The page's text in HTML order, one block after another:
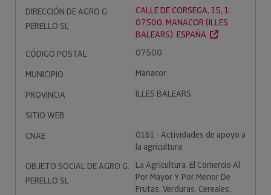
DIRECCIÓN DE AGRO G.
PERELLO SL
CALLE DE CORSEGA, 15, 1.
07500, MANACOR (ILLES
BALEARS). ESPAÑA.
CÓDIGO POSTAL
07500
MUNICIPIO
Manacor
PROVINCIA
ILLES BALEARS
SITIO WEB
CNAE
0161 - Actividades de apoyo a
la agricultura
OBJETO SOCIAL DE AGRO G.
PERELLO SL
La Agricultura. El Comercio Al
Por Mayor Y Por Menor De
Frutas, Verduras, Cereales,